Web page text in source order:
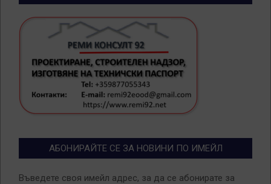
АБОНИРАЙТЕ СЕ ЗА НОВИНИ ПО ИМЕЙЛ
Въведете своя имейл адрес, за да се абонирате за